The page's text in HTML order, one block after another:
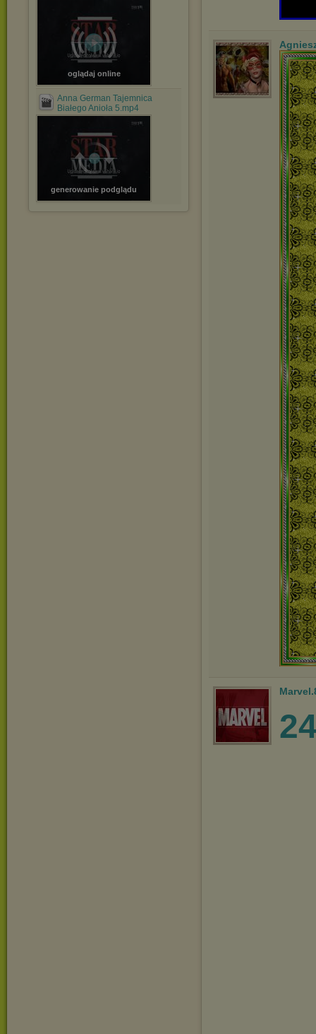
oglądaj online
Anna German Tajemnica
Białego Anioła 5.mp4
generowanie podglądu